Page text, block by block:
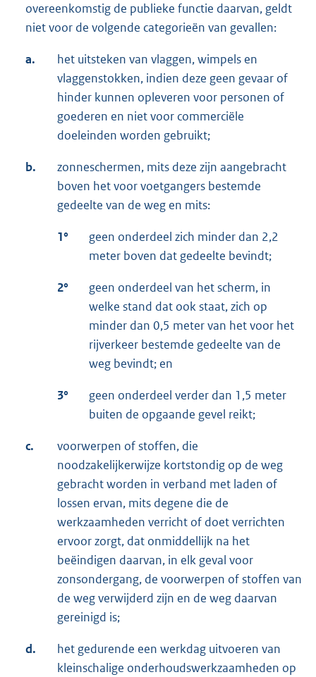
overeenkomstig de publieke functie daarvan, geldt
niet voor de volgende categorieën van gevallen:
a.
het uitsteken van vlaggen, wimpels en
vlaggenstokken, indien deze geen gevaar of
hinder kunnen opleveren voor personen of
goederen en niet voor commerciële
doeleinden worden gebruikt;
b.
zonneschermen, mits deze zijn aangebracht
boven het voor voetgangers bestemde
gedeelte van de weg en mits:
1°
geen onderdeel zich minder dan 2,2
meter boven dat gedeelte bevindt;
2°
geen onderdeel van het scherm, in
welke stand dat ook staat, zich op
minder dan 0,5 meter van het voor het
rijverkeer bestemde gedeelte van de
weg bevindt; en
3°
geen onderdeel verder dan 1,5 meter
buiten de opgaande gevel reikt;
c.
voorwerpen of stoffen, die
noodzakelijkerwijze kortstondig op de weg
gebracht worden in verband met laden of
lossen ervan, mits degene die de
werkzaamheden verricht of doet verrichten
ervoor zorgt, dat onmiddellijk na het
beëindigen daarvan, in elk geval voor
zonsondergang, de voorwerpen of stoffen van
de weg verwijderd zijn en de weg daarvan
gereinigd is;
d.
het gedurende een werkdag uitvoeren van
kleinschalige onderhoudswerkzaamheden op